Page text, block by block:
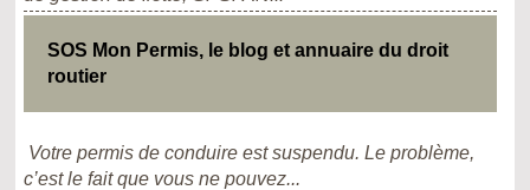
SOS Mon Permis, le blog et annuaire du droit
routier
Votre permis de conduire est suspendu. Le problème,
c’est le fait que vous ne pouvez...